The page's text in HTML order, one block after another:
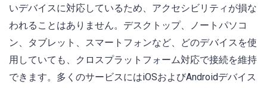
いデバイスに対応しているため、アクセシビリティが損な
われることはありません。デスクトップ、ノートパソコ
ン、タブレット、スマートフォンなど、どのデバイスを使
用していても、クロスプラットフォーム対応で接続を維持
できます。多くのサービスにはiOSおよびAndroidデバイス